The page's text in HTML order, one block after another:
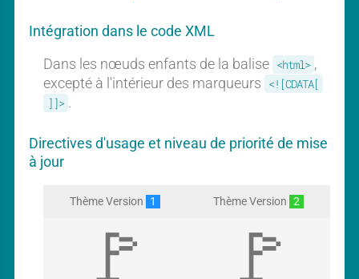
Intégration dans le code XML
Dans les nœuds enfants de la balise <html> ,
excepté à l'intérieur des marqueurs <![CDATA[
]]> .
Directives d'usage et niveau de priorité de mise
à jour
Thème Version 1 Thème Version 2